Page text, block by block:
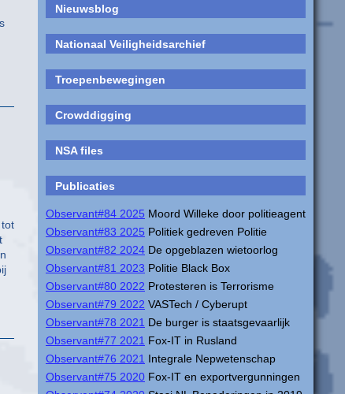
Nieuwsblog
Nationaal Veiligheidsarchief
Troepenbewegingen
Crowddigging
NSA files
Publicaties
Observant#84 2025 Moord Willeke door politieagent
Observant#83 2025 Politiek gedreven Politie
Observant#82 2024 De opgeblazen wietoorlog
Observant#81 2023 Politie Black Box
Observant#80 2022 Protesteren is Terrorisme
Observant#79 2022 VASTech / Cyberupt
Observant#78 2021 De burger is staatsgevaarlijk
Observant#77 2021 Fox-IT in Rusland
Observant#76 2021 Integrale Nepwetenschap
Observant#75 2020 Fox-IT en exportvergunningen